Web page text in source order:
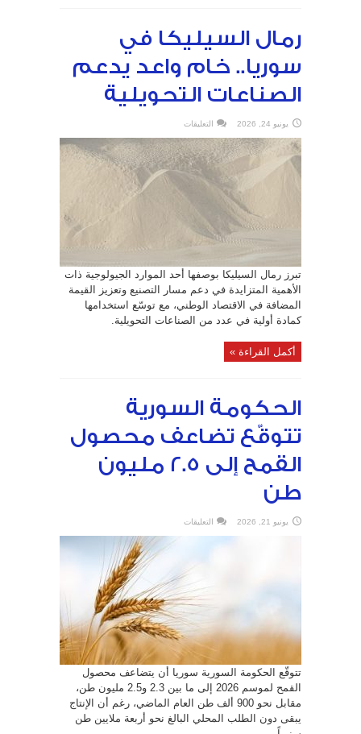
رمال السيليكا في
سوريا.. خام واعد يدعم
الصناعات التحويلية
يونيو 24, 2026 التعليقات
السيليكا
في
سوريا..
خام
الصناعات
تبرز رمال السيليكا بوصفها أحد الموارد الجيولوجية ذات
الأهمية المتزايدة في دعم مسار التصنيع وتعزيز القيمة
المضافة في الاقتصاد الوطني، مع توسّع استخدامها
كمادة أولية في عدد من الصناعات التحويلية.
أكمل القراءة »
الحكومة السورية
تتوقّع تضاعف محصول
القمح إلى 2.5 مليون
طن
يونيو 21, 2026 التعليقات
السورية
إلى
2.5
مليون
طن
مغلقة
تتوقّع الحكومة السورية سوريا أن يتضاعف محصول
القمح لموسم 2026 إلى ما بين 2.3 و2.5 مليون طن،
مقابل نحو 900 ألف طن العام الماضي، رغم أن الإنتاج
يبقى دون الطلب المحلي البالغ نحو أربعة ملايين طن